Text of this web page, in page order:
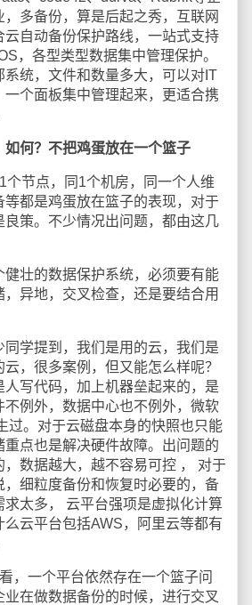
多备份，算是后起之秀，互联网
云自动备份保护路线，一站式支持
，各型类型数据集中管理保护。
统，文件和数量多大，可以对IT
个面板集中管理起来，更适合携
如何？不把鸡蛋放在一个篮子
节点，同1个机房，同一个人维
等都是鸡蛋放在篮子的表现，对于
良策。不少情况出问题，都由这几
壮的数据保护系统，必须要有能
异地，交叉检查，还是要结合用
学提到，我们是用的云，我们是
，很多案例，但又能怎么样呢？
人写代码，加上机器垒起来的，是
不例外，数据中心也不例外，微软
过。对于云磁盘本身的快照也只能
点也是解决硬件故障。出问题的
数据越大，越不容易可控 ， 对于
，细粒度备份和恢复时必要的，备
太多， 云平台强项是虚拟化计算
云平台包括AWS，阿里云等都有
一个平台依然存在一个篮子问
在做数据备份的时候，进行交叉